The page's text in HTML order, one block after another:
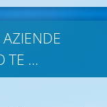
AZIENDE
TE …